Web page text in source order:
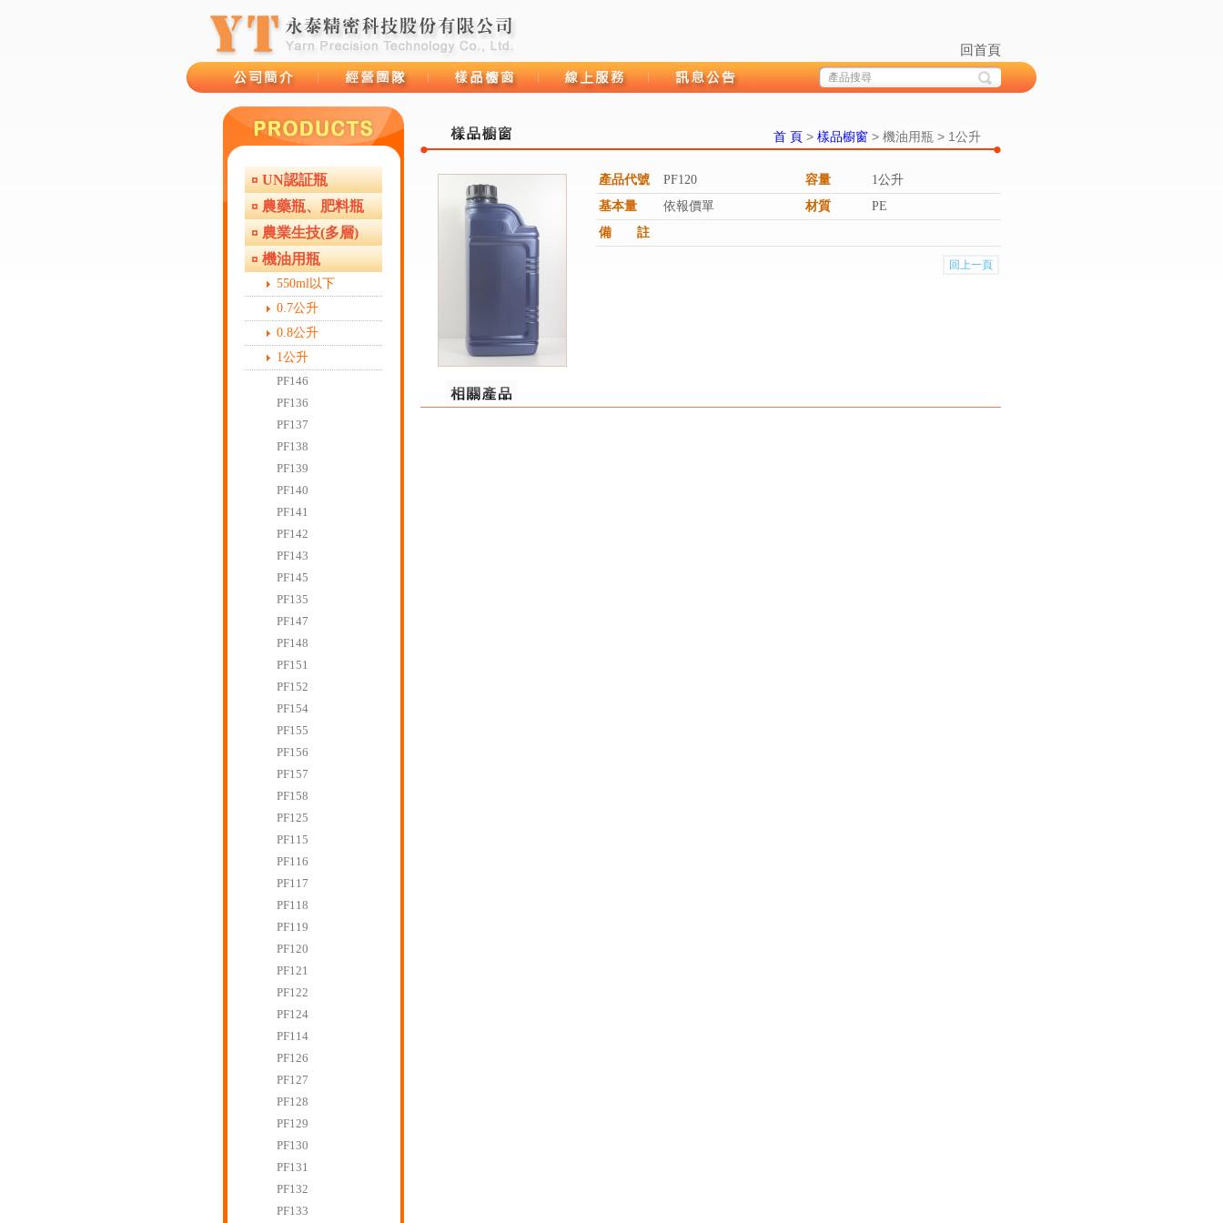
回首頁
經營團隊 樣品櫥窗 訊息公告
UN認証瓶
農藥瓶、肥料瓶
農業生技(多層)
機油用瓶
550ml以下
0.7公升
0.8公升
1公升
PF146
PF136
PF137
PF138
PF139
PF140
PF141
PF142
PF143
PF145
PF135
PF147
PF148
PF151
PF152
PF154
PF155
PF156
PF157
PF158
PF125
PF115
PF116
PF117
PF118
PF119
PF120
PF121
PF122
PF124
PF114
PF126
PF127
PF128
PF129
PF130
PF131
PF132
PF133
首 頁> 樣品櫥窗> 機油用瓶 > 1公升
產品代號 PF120 容量
1公升
基本量
依報價單 材質
PE
備 註
回上一頁